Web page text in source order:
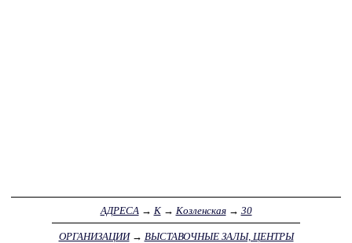
АДРЕСА → К→ Козленская→ 30
ОРГАНИЗАЦИИ→ ВЫСТАВОЧНЫЕ ЗАЛЫ, ЦЕНТРЫ